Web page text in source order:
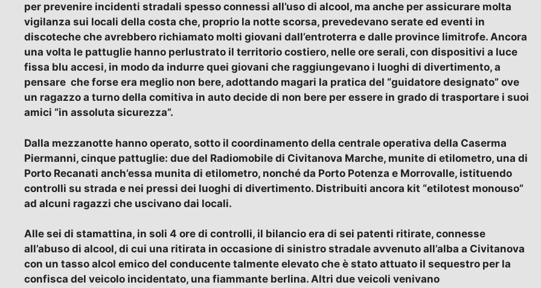
per prevenire incidenti stradali spesso connessi all’uso di alcool, ma anche per assicurare molta
vigilanza sui locali della costa che, proprio la notte scorsa, prevedevano serate ed eventi in
discoteche che avrebbero richiamato molti giovani dall’entroterra e dalle province limitrofe. Ancora
una volta le pattuglie hanno perlustrato il territorio costiero, nelle ore serali, con dispositivi a luce
fissa blu accesi, in modo da indurre quei giovani che raggiungevano i luoghi di divertimento, a
pensare che forse era meglio non bere, adottando magari la pratica del “guidatore designato” ove
un ragazzo a turno della comitiva in auto decide di non bere per essere in grado di trasportare i suoi
amici “in assoluta sicurezza”.
Dalla mezzanotte hanno operato, sotto il coordinamento della centrale operativa della Caserma
Piermanni, cinque pattuglie: due del Radiomobile di Civitanova Marche, munite di etilometro, una di
Porto Recanati anch’essa munita di etilometro, nonché da Porto Potenza e Morrovalle, istituendo
controlli su strada e nei pressi dei luoghi di divertimento. Distribuiti ancora kit “etilotest monouso”
ad alcuni ragazzi che uscivano dai locali.
Alle sei di stamattina, in soli 4 ore di controlli, il bilancio era di sei patenti ritirate, connesse
all’abuso di alcool, di cui una ritirata in occasione di sinistro stradale avvenuto all’alba a Civitanova
con un tasso alcol emico del conducente talmente elevato che è stato attuato il sequestro per la
confisca del veicolo incidentato, una fiammante berlina. Altri due veicoli venivano